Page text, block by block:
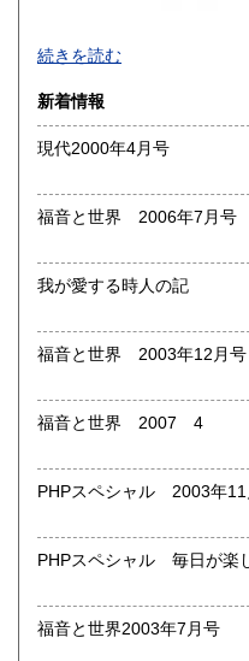
買取品目一覧
術・アート・建築・書道・
武道・山岳・オカルト・幻
代、80年代アイドル・アニ
◎メディア商品【ジャズ・
メ・ゲーム・声優・アイ
EP、カセット、ポスター、
などマニアックなものを中
ンタイア・和本・漢籍・戦
絵はがき・鳥瞰図・古地
グロ】など古いものの中に
いますので価値がないと処
沿線名：-
営業時間：-
定休日：-
書籍の買取について
続きを読む
新着情報
現代2000年4月号
福音と世界 2006年7月号
我が愛する時人の記
福音と世界 2003年12月
福音と世界 2007 4
PHPスペシャル 2003年
PHPスペシャル 毎日が
福音と世界2003年7月号